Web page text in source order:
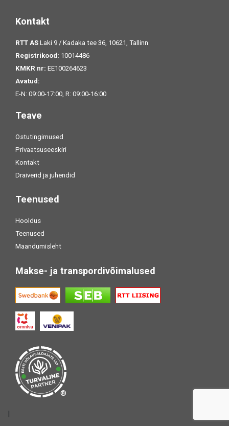
Kontakt
RTT AS Laki 9 / Kadaka tee 36, 10621, Tallinn
Registrikood: 10014486
KMKR nr: EE100264623
Avatud:
E-N: 09:00-17:00, R: 09:00-16:00
Teave
Ostutingimused
Privaatsuseeskiri
Kontakt
Draiverid ja juhendid
Teenused
Hooldus
Teenused
Maandumisleht
Makse- ja transpordivõimalused
®
|